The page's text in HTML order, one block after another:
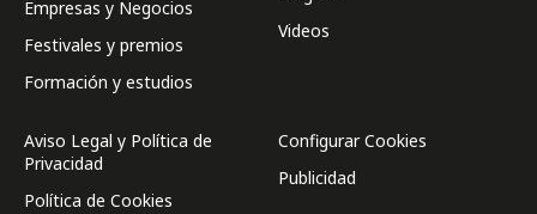
Empresas y Negocios
Festivales y premios
Formación y estudios
Videos
Aviso Legal y Política de
Privacidad
Política de Cookies
Configurar Cookies
Publicidad